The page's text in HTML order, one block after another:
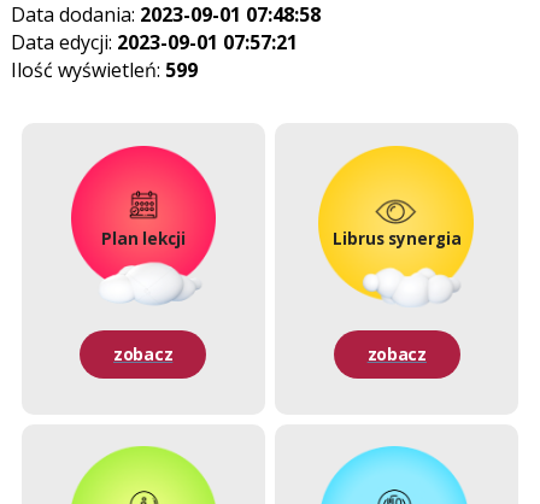
Data dodania: 2023-09-01 07:48:58
Data edycji: 2023-09-01 07:57:21
Ilość wyświetleń: 599
Plan lekcji
zobacz
Librus synergia
zobacz